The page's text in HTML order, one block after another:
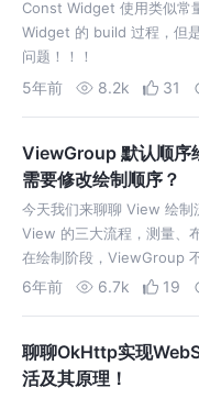
Const Widget 使用类似常
Widget 的 build 过程，但
问题！！！
5年前 8.2k 31
ViewGroup 默认顺序
需要修改绘制顺序？
今天我们来聊聊 View 绘制
View 的三大流程，测量、
在绘制阶段，ViewGroup
View，这个绘制策略默认
6年前 6.7k 19
聊聊OkHttp实现
活及其原理！